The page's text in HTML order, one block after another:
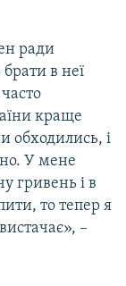
ради
в неї
краще
обходились, і
У мене
гривень і в
то тепер я
–